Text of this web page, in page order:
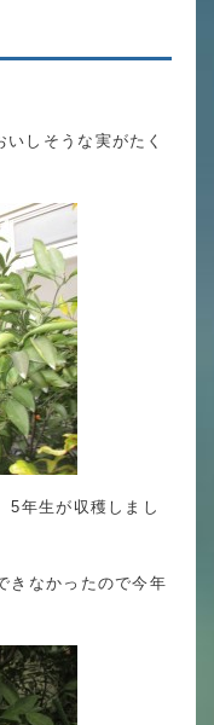
しそうな実がたく
5年生が収穫しまし
きなかったので今年
上
学校の一日